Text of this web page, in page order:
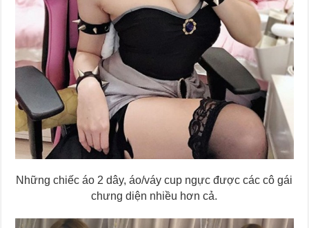
Những chiếc áo 2 dây, áo/váy cup ngực được các cô gái
chưng diện nhiều hơn cả.